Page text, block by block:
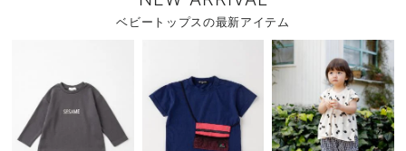
ベビートップスの最新アイテム